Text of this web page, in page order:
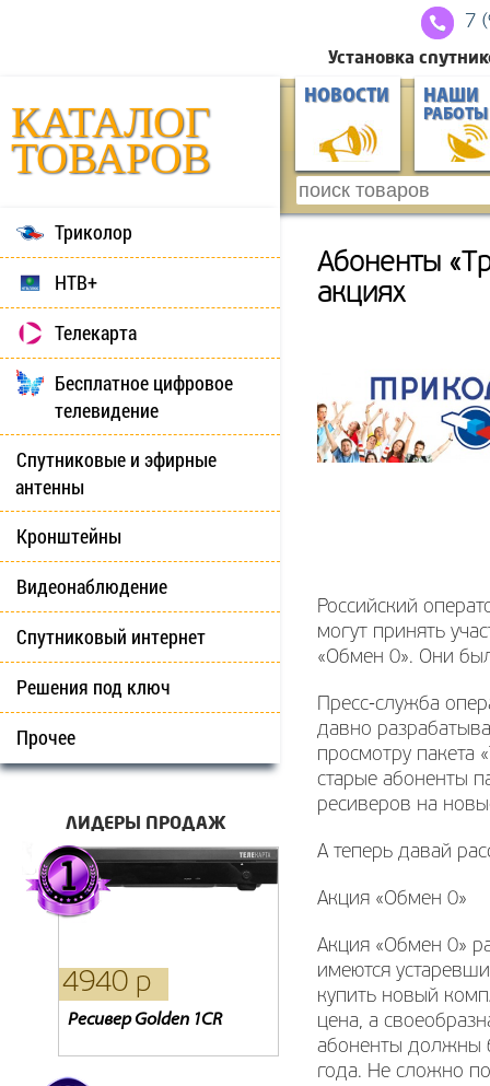
7
Установка
КАТАЛОГ
ТОВАРОВ
НОВОСТИ НАШИ
РАБОТЫ
Триколор
НТВ+
Телекарта
Бесплатное цифровое
телевидение
Спутниковые и эфирные
антенны
Кронштейны
Видеонаблюдение
Спутниковый интернет
Решения под ключ
Прочее
ЛИДЕРЫ ПРОДАЖ
4940 р
Ресивер Golden 1CR
1640 р
Oriel 301
1210 р
Карта Триколор
Абоненты
акциях
Российский
могут принять
«Обмен 0». Они
Пресс-служба
давно
просмотру пакета
старые абоненты
ресиверов на
А теперь давай
Акция «Обмен 0»
Акция «Обмен 0»
имеются
купить новый
цена, а
абоненты должны
года. Не сложно